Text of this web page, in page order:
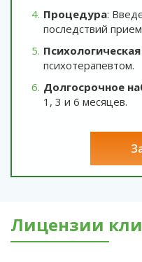
Процедура:
последствий
психотерапевтом.
Долгосрочное
1, 3 и 6 месяцев.
Лицензии